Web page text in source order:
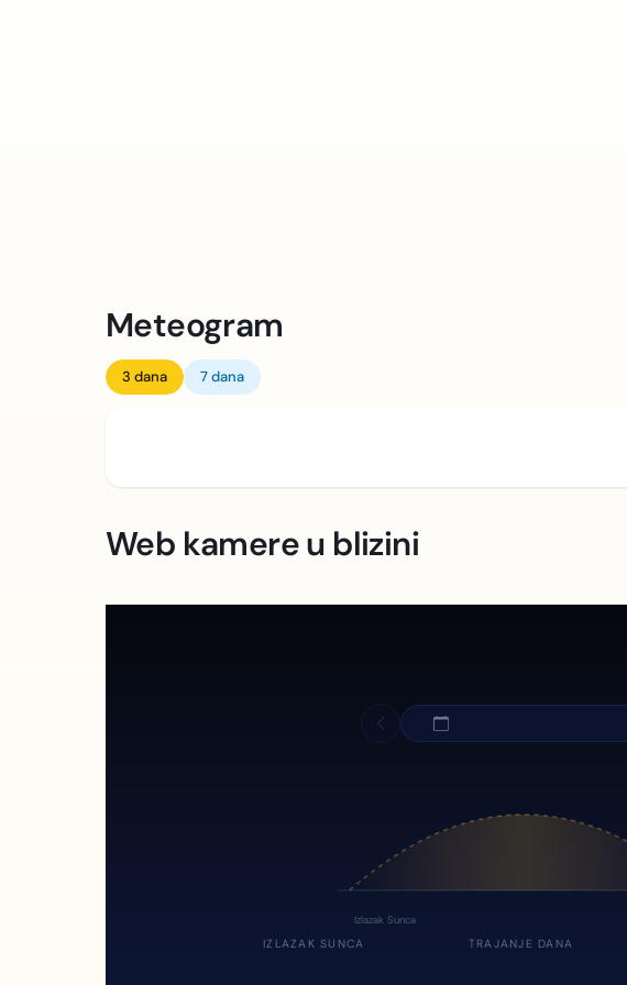
Meteogram
3 dana 7 dana
Web kamere u blizini
Izlazak Sunca
IZLAZAK SUNCA TRAJANJE DANA